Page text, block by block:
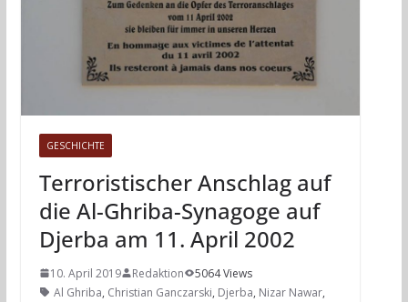
GESCHICHTE
Terroristischer Anschlag auf
die Al-Ghriba-Synagoge auf
Djerba am 11. April 2002
10. April 2019 Redaktion
5064 Views
Al Ghriba, Christian Ganczarski, Djerba, Nizar Nawar,